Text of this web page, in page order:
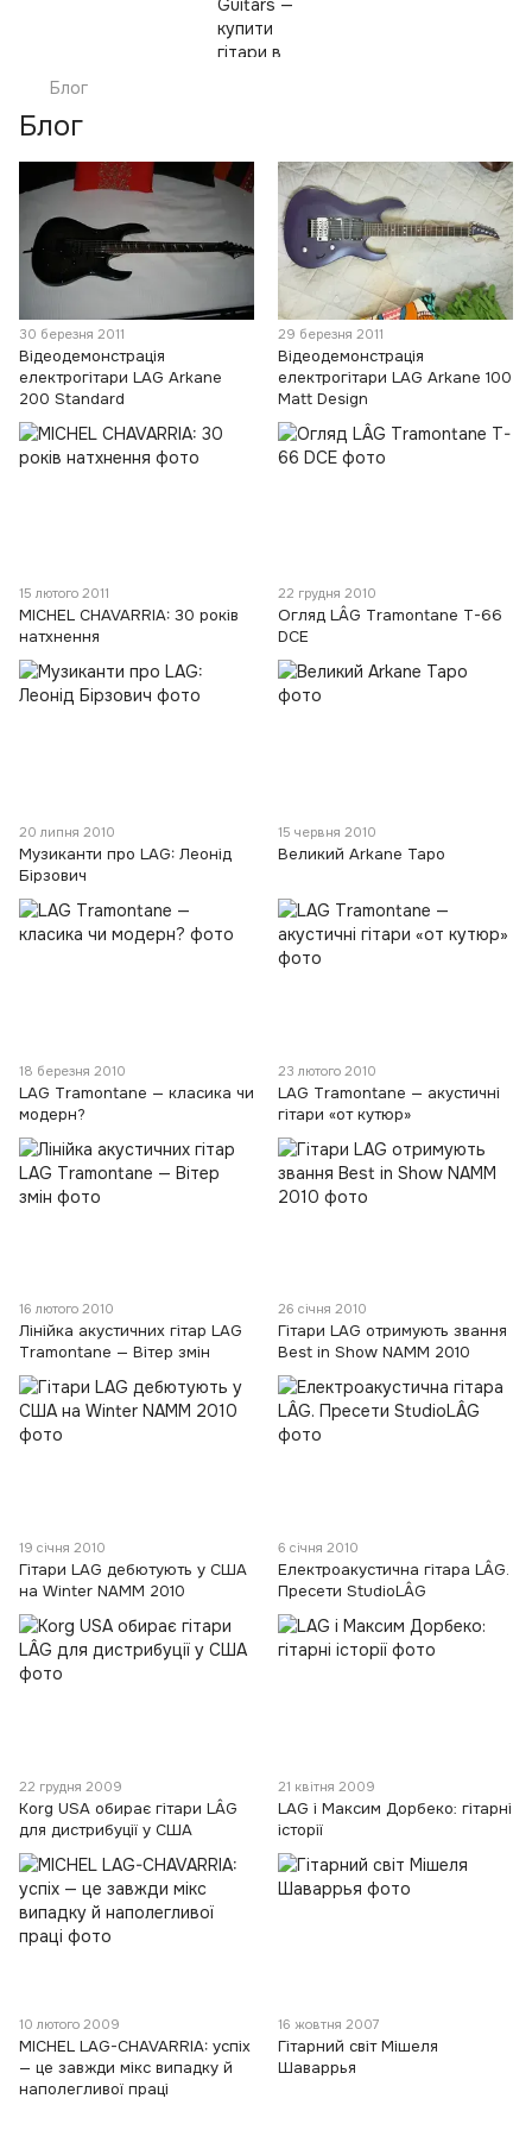
Блог
Блог
30 березня 2011
Відеодемонстрація
електрогітари LAG Arkane
200 Standard
29 березня 2011
Відеодемонстрація
електрогітари LAG Arkane 100
Matt Design
15 лютого 2011
MICHEL CHAVARRIA: 30 років
натхнення
22 грудня 2010
Огляд LÂG Tramontane T-66
DCE
20 липня 2010
Музиканти про LAG: Леонід
Бірзович
15 червня 2010
Великий Arkane Таро
18 березня 2010
LAG Tramontane — класика чи
модерн?
23 лютого 2010
LAG Tramontane — акустичні
гітари «от кутюр»
16 лютого 2010
Лінійка акустичних гітар LAG
Tramontane — Вітер змін
26 січня 2010
Гітари LAG отримують звання
Best in Show NAMM 2010
19 січня 2010
Гітари LAG дебютують у США
на Winter NAMM 2010
6 січня 2010
Електроакустична гітара LÂG.
Пресети StudioLÂG
22 грудня 2009
Korg USA обирає гітари LÂG
для дистрибуції у США
21 квітня 2009
LAG і Максим Дорбеко: гітарні
історії
10 лютого 2009
MICHEL LAG-CHAVARRIA: успіх
— це завжди мікс випадку й
наполегливої праці
16 жовтня 2007
Гітарний світ Мішеля
Шаваррья